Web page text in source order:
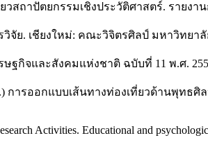
สถาปัตยกรรมเชิงประวัติศาสตร์. รายง
จัย. เชียงใหม่: คณะวิจิตรศิลป์ มหาวิทยาลั
กิจและสังคมแห่งชาติ ฉบับที่ 11 พ.ศ.
ารออกแบบเส้นทางท่องเที่ยวด้านพุทธ
Activities. Educational and